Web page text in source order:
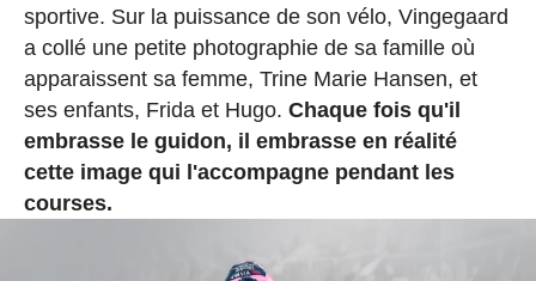
sportive. Sur la puissance de son vélo, Vingegaard
a collé une petite photographie de sa famille où
apparaissent sa femme, Trine Marie Hansen, et
ses enfants, Frida et Hugo. Chaque fois qu'il
embrasse le guidon, il embrasse en réalité
cette image qui l'accompagne pendant les
courses.